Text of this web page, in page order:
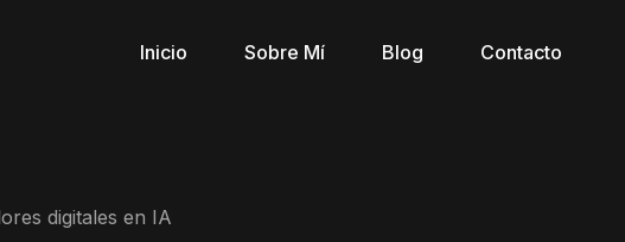
Inicio Sobre Mí Blog Contacto
digitales en IA